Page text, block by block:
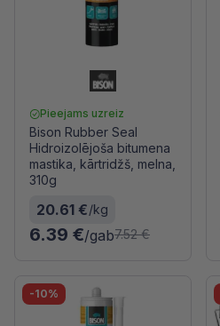
Pieejams uzreiz
Bison Rubber Seal
Hidroizolējoša bitumena
mastika, kārtridžš, melna,
310g
20.61 €/kg
6.39 €/gab7.52 €
-10%